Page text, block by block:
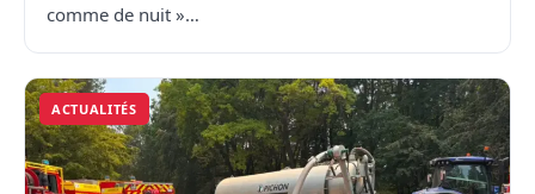
comme de nuit »…
ACTUALITÉS